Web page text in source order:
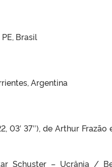
Brasil
Argentina
03′ 37″), de Arthur Frazão
Schuster – Ucrânia /